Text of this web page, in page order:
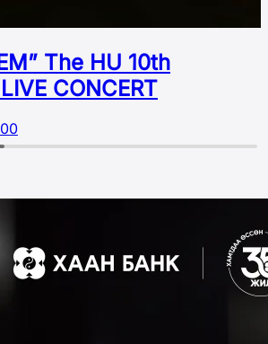
The HU 10th
CONCERT